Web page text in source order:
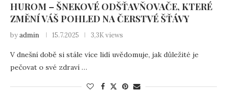
HUROM – ŠNEKOVÉ ODŠŤAVŇOVAČE, KTERÉ
ZMĚNÍ VÁŠ POHLED NA ČERSTVÉ ŠŤÁVY
byadmin 15.7.2025 3,3K views
V dnešní době si stále více lidí uvědomuje, jak důležité je
pečovat o své zdraví …